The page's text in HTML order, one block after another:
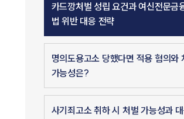
카드깡처벌 성립 요건과 여신전문금
법 위반 대응 전략
명의도용고소 당했다면 적용 혐의와
가능성은?
사기죄고소 취하 시 처벌 가능성과